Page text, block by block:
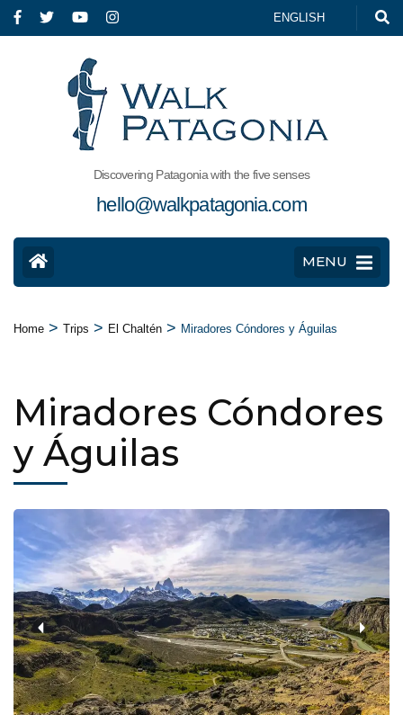
ENGLISH
Discovering Patagonia with the five senses
hello@walkpatagonia.com
MENU
Home > Trips > El Chaltén > Miradores Cóndores y Águilas
Miradores Cóndores
y Águilas
‹ ›